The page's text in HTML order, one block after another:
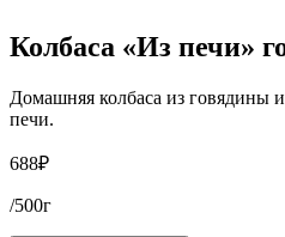
Колбаса «Из печи»
Домашняя колбаса из говядины
печи.
688₽
/500г